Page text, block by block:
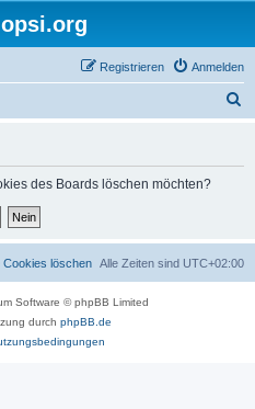
Anmelden
Registrieren
des Boards löschen möchten?
Alle Zeiten sind UTC+02:00
Cookies löschen
Software © phpBB Limited
durch phpBB.de